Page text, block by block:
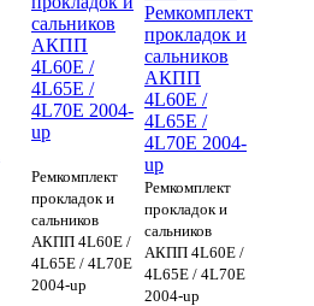
сальников
АКПП
4L60E /
4L65E /
4L70E 2004-
up
Ремкомплект
прокладок и
сальников
АКПП 4L60E /
4L65E / 4L70E
2004-up
Ремкомплект
прокладок и
сальников
АКПП
4L60E /
4L65E /
4L70E 2004-
up
Ремкомплект
прокладок и
сальников
АКПП 4L60E /
4L65E / 4L70E
2004-up